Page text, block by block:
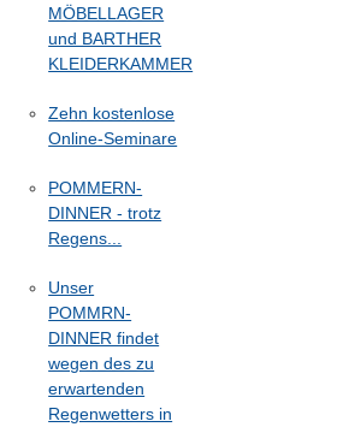
MÖBELLAGER
und BARTHER
KLEIDERKAMMER
Zehn kostenlose
Online-Seminare
POMMERN-
DINNER - trotz
Regens...
Unser
POMMRN-
DINNER findet
wegen des zu
erwartenden
Regenwetters in